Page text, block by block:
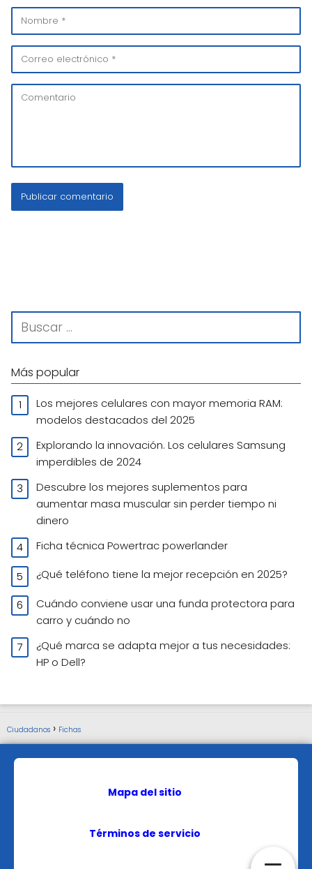
Más popular
Los mejores celulares con mayor memoria RAM:
modelos destacados del 2025
Explorando la innovación. Los celulares Samsung
imperdibles de 2024
Descubre los mejores suplementos para
aumentar masa muscular sin perder tiempo ni
dinero
Ficha técnica Powertrac powerlander
¿Qué teléfono tiene la mejor recepción en 2025?
Cuándo conviene usar una funda protectora para
carro y cuándo no
¿Qué marca se adapta mejor a tus necesidades:
HP o Dell?
Ciudadanos Fichas
Mapa del sitio
Términos de servicio